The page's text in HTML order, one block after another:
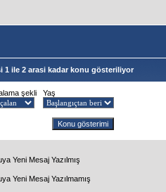
1 ile 2 arasi kadar konu gösteriliyor
şekli Yaş
Yeni Mesaj Yazılmış
Yeni Mesaj Yazılmamış